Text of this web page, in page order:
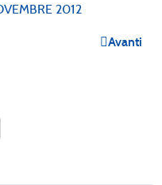
2012
Avanti